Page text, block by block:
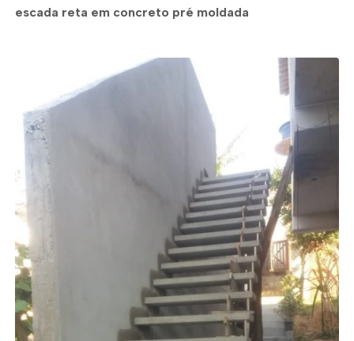
escada reta em concreto pré moldada